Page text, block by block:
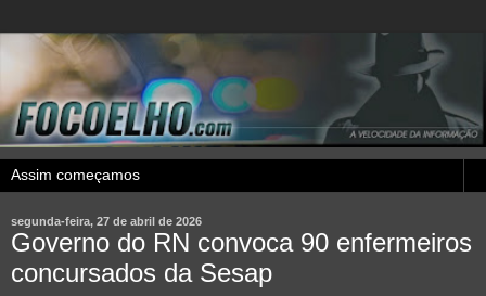
segunda-feira, 27 de abril de 2026
Governo do RN convoca 90 enfermeiros
concursados da Sesap